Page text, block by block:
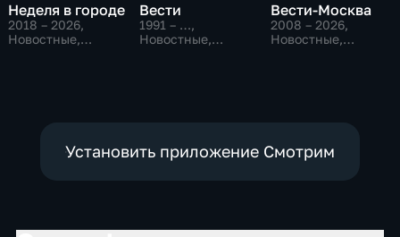
Неделя в городе
2018 – 2026,
Новостные,
Вести
1991 – …,
Новостные,
Вести-Москва
2008 – 2026,
Новостные,
Установить приложение Смотрим